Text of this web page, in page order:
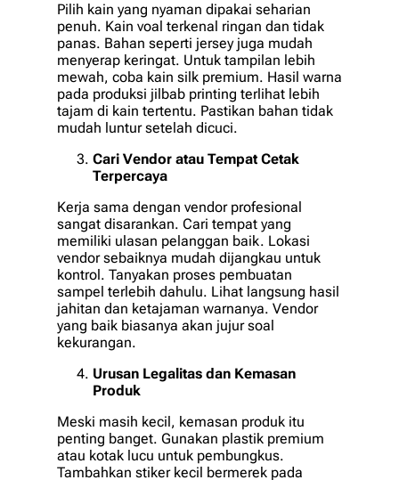
Pilih kain yang nyaman dipakai seharian
penuh. Kain voal terkenal ringan dan tidak
panas. Bahan seperti jersey juga mudah
menyerap keringat. Untuk tampilan lebih
mewah, coba kain silk premium. Hasil warna
pada produksi jilbab printing terlihat lebih
tajam di kain tertentu. Pastikan bahan tidak
mudah luntur setelah dicuci.
Cari Vendor atau Tempat Cetak
Terpercaya
Kerja sama dengan vendor profesional
sangat disarankan. Cari tempat yang
memiliki ulasan pelanggan baik. Lokasi
vendor sebaiknya mudah dijangkau untuk
kontrol. Tanyakan proses pembuatan
sampel terlebih dahulu. Lihat langsung hasil
jahitan dan ketajaman warnanya. Vendor
yang baik biasanya akan jujur soal
kekurangan.
Urusan Legalitas dan Kemasan
Produk
Meski masih kecil, kemasan produk itu
penting banget. Gunakan plastik premium
atau kotak lucu untuk pembungkus.
Tambahkan stiker kecil bermerek pada